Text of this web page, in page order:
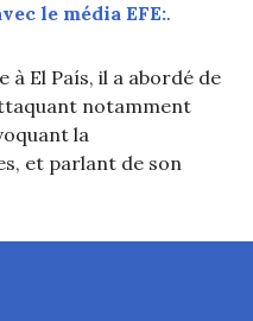
le média EFE:.
à El País, il a abordé de
notamment
la
et parlant de son